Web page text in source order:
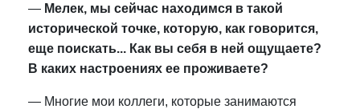
— Мелек, мы сейчас находимся в такой
исторической точке, которую, как говорится,
еще поискать... Как вы себя в ней ощущаете?
В каких настроениях ее проживаете?
— Многие мои коллеги, которые занимаются